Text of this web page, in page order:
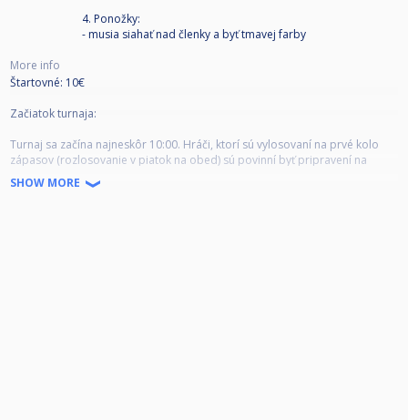
4. Ponožky:
- musia siahať nad členky a byť tmavej farby
More info
Štartovné: 10€
Začiatok turnaja:
Turnaj sa začína najneskôr 10:00. Hráči, ktorí sú vylosovaní na prvé kolo
zápasov (rozlosovanie v piatok na obed) sú povinní byť pripravení na
začiatok zápasu 30 minút pred začiatkom turnaja (9:30).
SHOW MORE